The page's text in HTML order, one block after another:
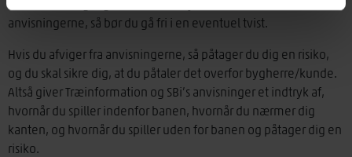
anvisningerne, så bør du gå fri i en eventuel tvist.
Hvis du afviger fra anvisningerne, så påtager du dig en risiko,
og du skal sikre dig, at du påtaler det overfor bygherre/kunde.
Altså giver Træinformation og SBi’s anvisninger et indtryk af,
hvornår du spiller indenfor banen, hvornår du nærmer dig
kanten, og hvornår du spiller uden for banen og påtager dig en
risiko.